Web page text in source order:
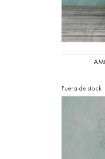
Fuera de stock